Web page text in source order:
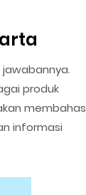
produk
membahas
informasi